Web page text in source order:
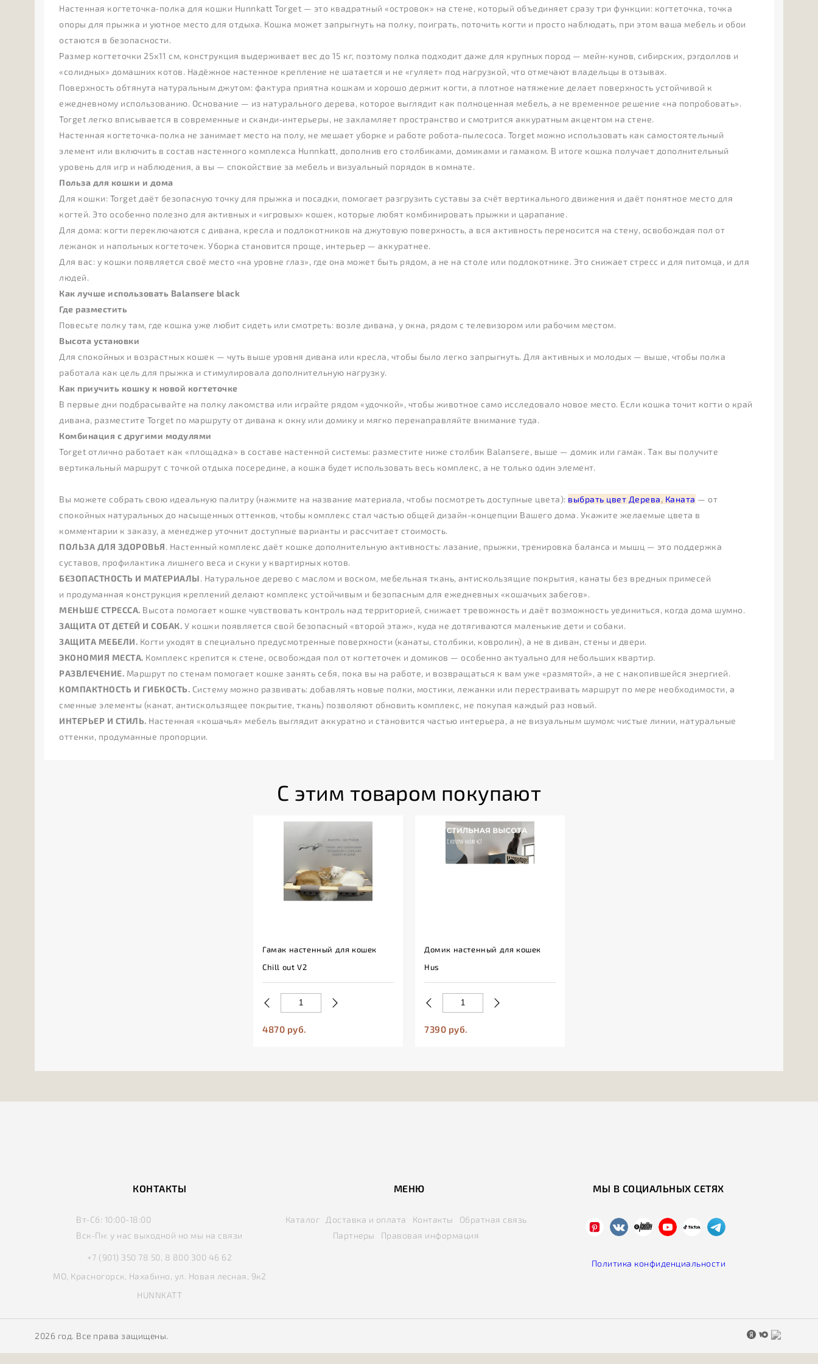
Настенная когтеточка‑полка для кошки Hunnkatt Torget — это квадратный «островок» на стене, который объединяет сразу три функции: когтеточка, точка
опоры для прыжка и уютное место для отдыха. Кошка может запрыгнуть на полку, поиграть, поточить когти и просто наблюдать, при этом ваша мебель и обои
остаются в безопасности.
Размер когтеточки 25х11 см, конструкция выдерживает вес до 15 кг, поэтому полка подходит даже для крупных пород — мейн‑кунов, сибирских, рэгдоллов и
«солидных» домашних котов. Надёжное настенное крепление не шатается и не «гуляет» под нагрузкой, что отмечают владельцы в отзывах.
Поверхность обтянута натуральным джутом: фактура приятна кошкам и хорошо держит когти, а плотное натяжение делает поверхность устойчивой к
ежедневному использованию. Основание — из натурального дерева, которое выглядит как полноценная мебель, а не временное решение «на попробовать».
Torget легко вписывается в современные и сканди‑интерьеры, не захламляет пространство и смотрится аккуратным акцентом на стене.
Настенная когтеточка‑полка не занимает место на полу, не мешает уборке и работе робота‑пылесоса. Torget можно использовать как самостоятельный
элемент или включить в состав настенного комплекса Hunnkatt, дополнив его столбиками, домиками и гамаком. В итоге кошка получает дополнительный
уровень для игр и наблюдения, а вы — спокойствие за мебель и визуальный порядок в комнате.
Польза для кошки и дома
Для кошки: Torget даёт безопасную точку для прыжка и посадки, помогает разгрузить суставы за счёт вертикального движения и даёт понятное место для
когтей. Это особенно полезно для активных и «игровых» кошек, которые любят комбинировать прыжки и царапание.
Для дома: когти переключаются с дивана, кресла и подлокотников на джутовую поверхность, а вся активность переносится на стену, освобождая пол от
лежанок и напольных когтеточек. Уборка становится проще, интерьер — аккуратнее.
Для вас: у кошки появляется своё место «на уровне глаз», где она может быть рядом, а не на столе или подлокотнике. Это снижает стресс и для питомца, и для
людей.
Как лучше использовать Balansere black
Где разместить
Повесьте полку там, где кошка уже любит сидеть или смотреть: возле дивана, у окна, рядом с телевизором или рабочим местом.
Высота установки
Для спокойных и возрастных кошек — чуть выше уровня дивана или кресла, чтобы было легко запрыгнуть. Для активных и молодых — выше, чтобы полка
работала как цель для прыжка и стимулировала дополнительную нагрузку.
Как приучить кошку к новой когтеточке
В первые дни подбрасывайте на полку лакомства или играйте рядом «удочкой», чтобы животное само исследовало новое место. Если кошка точит когти о край
дивана, разместите Torget по маршруту от дивана к окну или домику и мягко перенаправляйте внимание туда.
Комбинация с другими модулями
Torget отлично работает как «площадка» в составе настенной системы: разместите ниже столбик Balansere, выше — домик или гамак. Так вы получите
вертикальный маршрут с точкой отдыха посередине, а кошка будет использовать весь комплекс, а не только один элемент.
Вы можете собрать свою идеальную палитру (нажмите на название материала, чтобы посмотреть доступные цвета): выбрать цвет Дерева, Каната — от
спокойных натуральных до насыщенных оттенков, чтобы комплекс стал частью общей дизайн-концепции Вашего дома. Укажите желаемые цвета в
комментарии к заказу, а менеджер уточнит доступные варианты и рассчитает стоимость.
ПОЛЬЗА ДЛЯ ЗДОРОВЬЯ. Настенный комплекс даёт кошке дополнительную активность: лазание, прыжки, тренировка баланса и мышц — это поддержка
суставов, профилактика лишнего веса и скуки у квартирных котов.
БЕЗОПАСТНОСТЬ И МАТЕРИАЛЫ. Натуральное дерево с маслом и воском, мебельная ткань, антискользящие покрытия, канаты без вредных примесей
и продуманная конструкция креплений делают комплекс устойчивым и безопасным для ежедневных «кошачьих забегов».
МЕНЬШЕ СТРЕССА. Высота помогает кошке чувствовать контроль над территорией, снижает тревожность и даёт возможность уединиться, когда дома шумно.
ЗАЩИТА ОТ ДЕТЕЙ И СОБАК. У кошки появляется свой безопасный «второй этаж», куда не дотягиваются маленькие дети и собаки.
ЗАЩИТА МЕБЕЛИ. Когти уходят в специально предусмотренные поверхности (канаты, столбики, ковролин), а не в диван, стены и двери.
ЭКОНОМИЯ МЕСТА. Комплекс крепится к стене, освобождая пол от когтеточек и домиков — особенно актуально для небольших квартир.
РАЗВЛЕЧЕНИЕ. Маршрут по стенам помогает кошке занять себя, пока вы на работе, и возвращаться к вам уже «размятой», а не с накопившейся энергией.
КОМПАКТНОСТЬ И ГИБКОСТЬ. Систему можно развивать: добавлять новые полки, мостики, лежанки или перестраивать маршрут по мере необходимости, а
сменные элементы (канат, антискользящее покрытие, ткань) позволяют обновить комплекс, не покупая каждый раз новый.
ИНТЕРЬЕР И СТИЛЬ. Настенная «кошачья» мебель выглядит аккуратно и становится частью интерьера, а не визуальным шумом: чистые линии, натуральные
оттенки, продуманные пропорции.
С этим товаром покупают
Гамак настенный для кошек
Chill out V2
4870 руб.
Домик настенный для кошек
Hus
7390 руб.
КОНТАКТЫ
Вт-Сб: 10:00-18:00
Вск-Пн:у нас выходной но мы на связи
+7 (901) 350 78 50, 8 800 300 46 62
МО, Красногорск, Нахабино, ул. Новая лесная, 9к2
HUNNKATT
МЕНЮ
Каталог Доставка и оплата Контакты
Обратная связь
Партнеры
Правовая информация
МЫ В СОЦИАЛЬНЫХ СЕТЯХ
Политика конфиденциальности
2026 год. Все права защищены.